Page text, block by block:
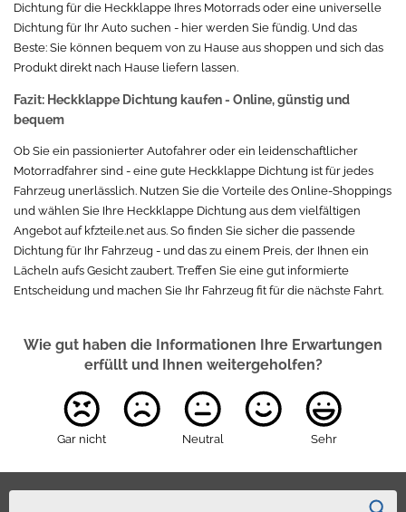
Dichtung für die Heckklappe Ihres Motorrads oder eine universelle
Dichtung für Ihr Auto suchen - hier werden Sie fündig. Und das
Beste: Sie können bequem von zu Hause aus shoppen und sich das
Produkt direkt nach Hause liefern lassen.
Fazit: Heckklappe Dichtung kaufen - Online, günstig und
bequem
Ob Sie ein passionierter Autofahrer oder ein leidenschaftlicher
Motorradfahrer sind - eine gute Heckklappe Dichtung ist für jedes
Fahrzeug unerlässlich. Nutzen Sie die Vorteile des Online-Shoppings
und wählen Sie Ihre Heckklappe Dichtung aus dem vielfältigen
Angebot auf kfzteile.net aus. So finden Sie sicher die passende
Dichtung für Ihr Fahrzeug - und das zu einem Preis, der Ihnen ein
Lächeln aufs Gesicht zaubert. Treffen Sie eine gut informierte
Entscheidung und machen Sie Ihr Fahrzeug fit für die nächste Fahrt.
Wie gut haben die Informationen Ihre Erwartungen
erfüllt und Ihnen weitergeholfen?
Gar nicht Neutral Sehr